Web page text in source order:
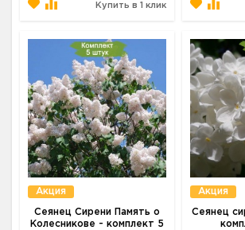
Купить в 1 клик
Акция
Сеянец Сирени Память о
Колесникове - комплект 5
Акция
Сеянец